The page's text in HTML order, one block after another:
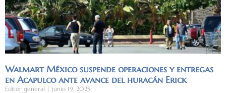
Walmart México suspende operaciones y entregas
en Acapulco ante avance del huracán Erick
Editor general junio 19, 2025